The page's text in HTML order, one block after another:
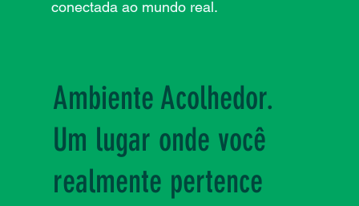
conectada ao mundo real.
Ambiente Acolhedor.
Um lugar onde você
realmente pertence